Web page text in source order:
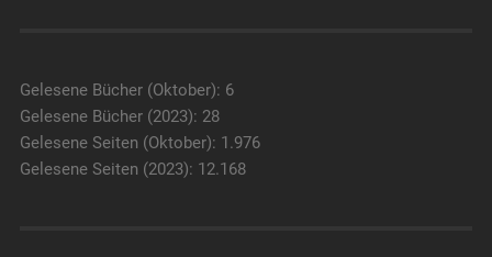
Gelesene Bücher (Oktober): 6
Gelesene Bücher (2023): 28
Gelesene Seiten (Oktober): 1.976
Gelesene Seiten (2023): 12.168